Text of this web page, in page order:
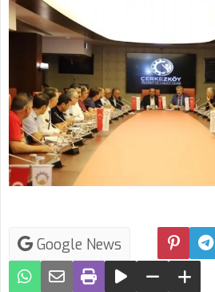
Google News